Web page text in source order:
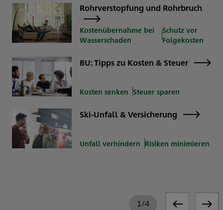
Rohrverstopfung und Rohrbruch
Kostenübernahme bei
Wasserschaden
Schutz vor
Folgekosten
BU: Tipps zu Kosten & Steuer
Kosten senken Steuer sparen
Ski-Unfall & Versicherung
Unfall verhindern Risiken minimieren
1/4